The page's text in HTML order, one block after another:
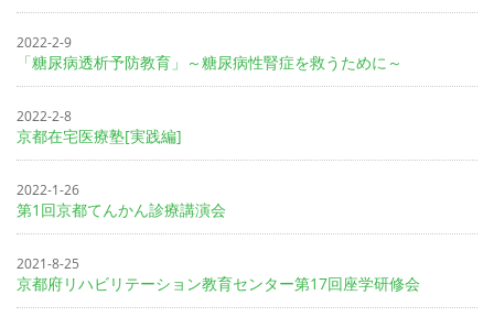
2022-2-9
「糖尿病透析予防教育」～糖尿病性腎症を救うために～
2022-2-8
京都在宅医療塾[実践編]
2022-1-26
第1回京都てんかん診療講演会
2021-8-25
京都府リハビリテーション教育センター第17回座学研修会